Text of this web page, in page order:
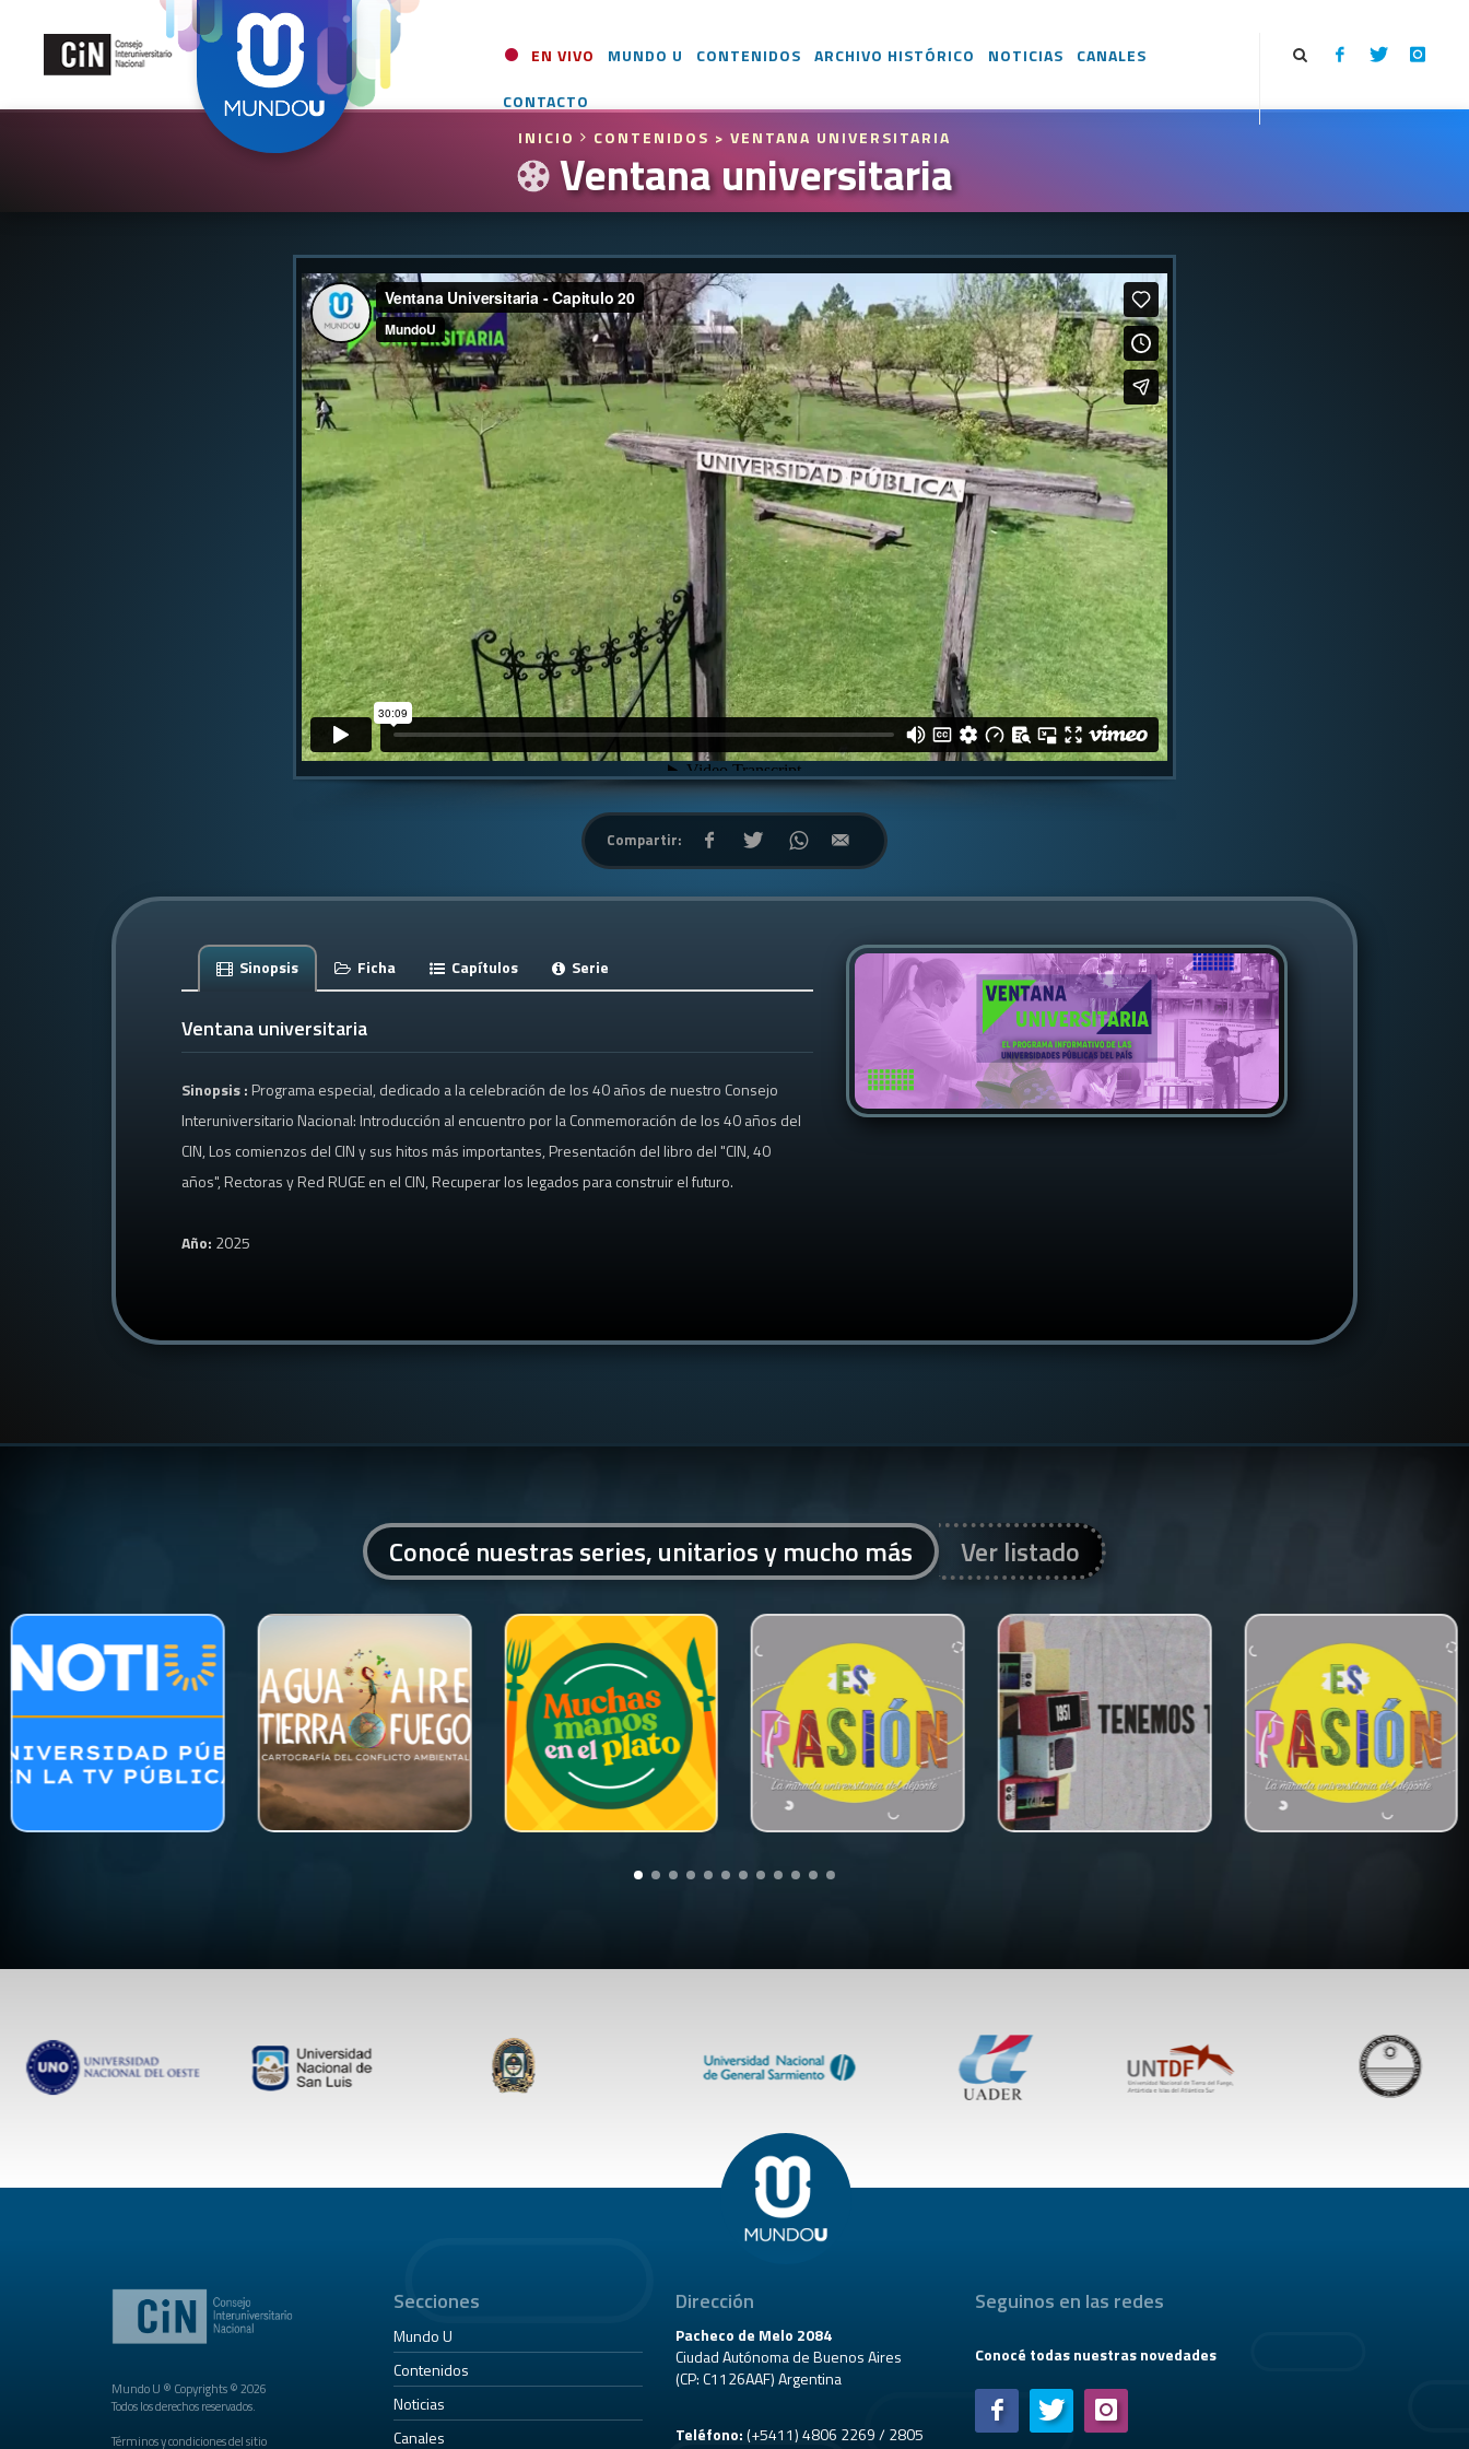
EN VIVO MUNDO U CONTENIDOS ARCHIVO HISTÓRICO NOTICIAS
CANALES
CONTACTO
INICIO
CONTENIDOS > VENTANA UNIVERSITARIA
Ventana universitaria
Compartir:
Sinopsis Ficha Capítulos Serie
Ventana universitaria
Sinopsis : Programa especial, dedicado a la celebración de los 40 años de nuestro Consejo
Interuniversitario Nacional: Introducción al encuentro por la Conmemoración de los 40 años del
CIN, Los comienzos del CIN y sus hitos más importantes, Presentación del libro del "CIN, 40
años", Rectoras y Red RUGE en el CIN, Recuperar los legados para construir el futuro.
Año: 2025
Conocé nuestras series, unitarios y mucho más Ver listado
Mundo U ® Copyrights © 2026
Todos los derechos reservados.
Términos y condiciones del sitio
Secciones
Mundo U
Contenidos
Noticias
Canales
Dirección
Pacheco de Melo 2084
Ciudad Autónoma de Buenos Aires
(CP: C1126AAF) Argentina
Teléfono:(+5411) 4806 2269 / 2805
Seguinos en las redes
Conocé todas nuestras novedades